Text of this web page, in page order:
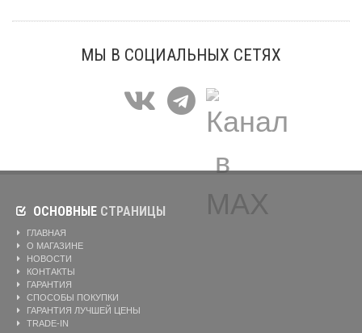
МЫ В СОЦИАЛЬНЫХ СЕТЯХ
ОСНОВНЫЕ СТРАНИЦЫ
ГЛАВНАЯ
О МАГАЗИНЕ
НОВОСТИ
КОНТАКТЫ
ГАРАНТИЯ
СПОСОБЫ ПОКУПКИ
ГАРАНТИЯ ЛУЧШЕЙ ЦЕНЫ
TRADE-IN